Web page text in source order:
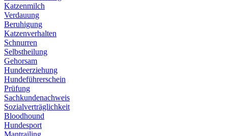
Katzenmilch
Verdauung
Beruhigung
Katzenverhalten
Schnurren
Selbstheilung
Gehorsam
Hundeerziehung
Hundeführerschein
Prüfung
Sachkundenachweis
Sozialverträglichkeit
Bloodhound
Hundesport
Mantrailing